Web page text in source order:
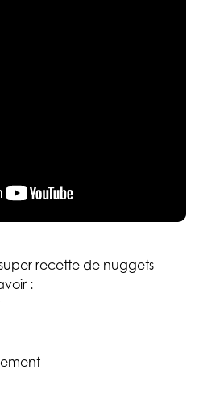
recette de nuggets
: